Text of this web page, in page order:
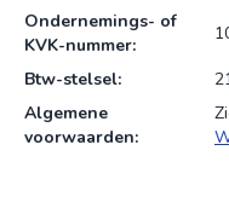
Ondernemings- of
KVK-nummer:
Btw-stelsel:
Algemene
voorwaarden: